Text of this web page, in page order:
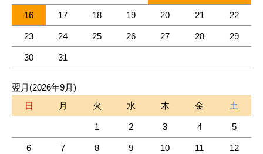
16 17 18 19 20 21 22
23 24 25 26 27 28 29
30 31
翌月(2026年9月)
日
月 火 水 木 金 土
1 2 3 4 5
6 7 8 9 10 11 12